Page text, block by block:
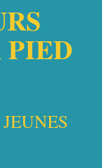
PIED